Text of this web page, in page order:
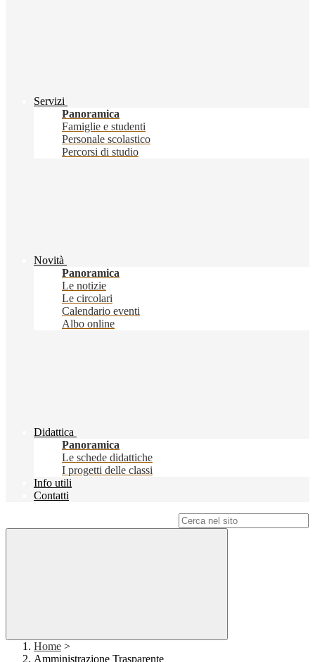
Servizi
Panoramica
Famiglie e studenti
Personale scolastico
Percorsi di studio
Novità
Panoramica
Le notizie
Le circolari
Calendario eventi
Albo online
Didattica
Panoramica
Le schede didattiche
I progetti delle classi
Info utili
Contatti
Home >
Amministrazione Trasparente